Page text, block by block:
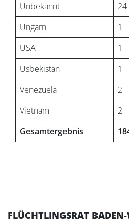
Unbekannt
24
Ungarn
1
USA
1
Usbekistan
1
Venezuela
2
Vietnam
2
Gesamtergebnis
FLÜCHTLINGSRAT